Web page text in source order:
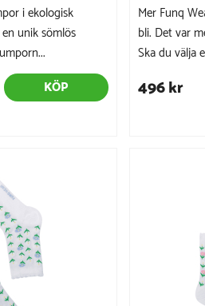
i ekologisk
unik sömlös
KÖP
Mer Funq
bli. Det var
Ska du välja
496 kr